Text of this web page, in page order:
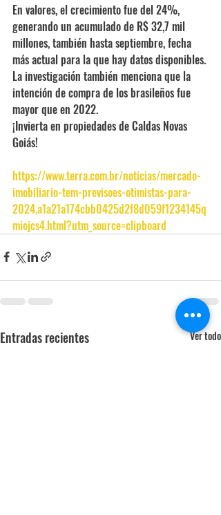
En valores, el crecimiento fue del 24%,
generando un acumulado de R$ 32,7 mil
millones, también hasta septiembre, fecha
más actual para la que hay datos disponibles.
La investigación también menciona que la
intención de compra de los brasileños fue
mayor que en 2022.
¡Invierta en propiedades de Caldas Novas
Goiás!
https://www.terra.com.br/noticias/mercado-
imobiliario-tem-previsoes-otimistas-para-
2024,a1a21a174cbb0425d2f8d059f1234145q
miojcs4.html?utm_source=clipboard
Entradas recientes Ver todo